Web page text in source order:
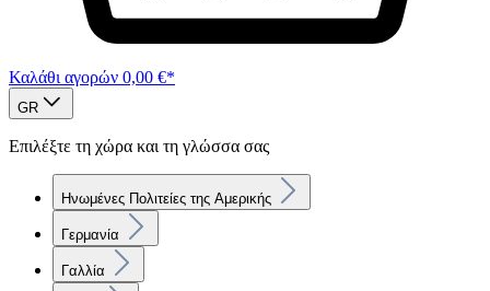
Καλάθι αγορών 0,00 €*
GR
Επιλέξτε τη χώρα και τη γλώσσα σας
Ηνωμένες Πολιτείες της Αμερικής
Γερμανία
Γαλλία